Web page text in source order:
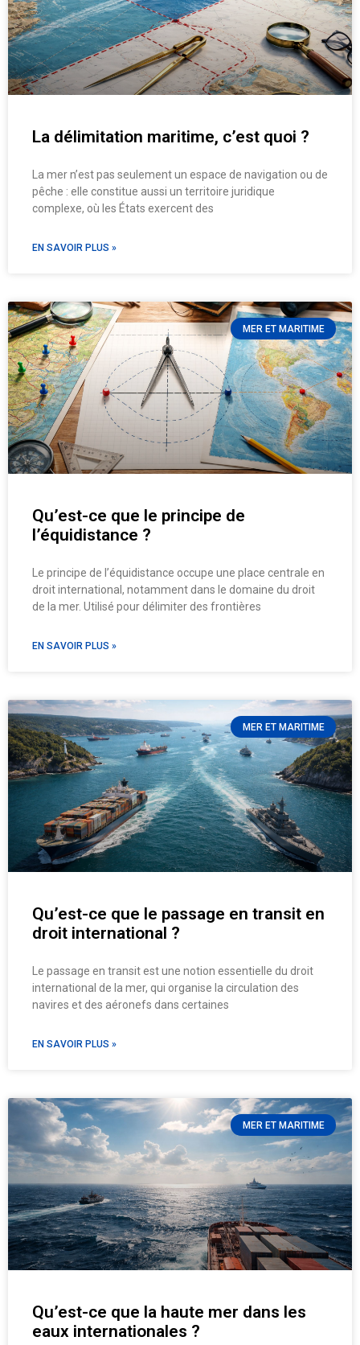
La délimitation maritime, c’est quoi ?
La mer n’est pas seulement un espace de navigation ou de
pêche : elle constitue aussi un territoire juridique
complexe, où les États exercent des
EN SAVOIR PLUS »
MER ET MARITIME
Qu’est-ce que le principe de
l’équidistance ?
Le principe de l’équidistance occupe une place centrale en
droit international, notamment dans le domaine du droit
de la mer. Utilisé pour délimiter des frontières
EN SAVOIR PLUS »
MER ET MARITIME
Qu’est-ce que le passage en transit en
droit international ?
Le passage en transit est une notion essentielle du droit
international de la mer, qui organise la circulation des
navires et des aéronefs dans certaines
EN SAVOIR PLUS »
MER ET MARITIME
Qu’est-ce que la haute mer dans les
eaux internationales ?